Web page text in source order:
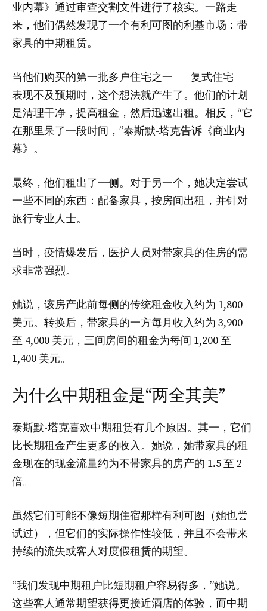
业内幕》通过审查交割文件进行了核实。一路走
来，他们偶然发现了一个有利可图的利基市场：带
家具的中期租赁。
当他们购买的第一批多户住宅之一——复式住宅——
表现不及预期时，这个想法就产生了。他们的计划
是清理干净，提高租金，然后迅速出租。相反，“它
在那里呆了一段时间，”泰斯默-塔克告诉《商业内
幕》。
最终，他们租出了一侧。对于另一个，她决定尝试
一些不同的东西：配备家具，按房间出租，并针对
旅行专业人士。
当时，疫情爆发后，医护人员对带家具的住房的需
求非常强烈。
她说，该房产此前每侧的传统租金收入约为 1,800
美元。转换后，带家具的一方每月收入约为 3,900
至 4,000 美元，三间房间的租金为每间 1,200 至
1,400 美元。
为什么中期租金是“两全其美”
泰斯默-塔克喜欢中期租赁有几个原因。其一，它们
比长期租金产生更多的收入。她说，她带家具的租
金现在的现金流量约为不带家具的房产的 1.5 至 2
倍。
虽然它们可能不像短期住宿那样有利可图（她也尝
试过），但它们的实际操作性较低，并且不会带来
持续的流失或客人对度假租赁的期望。
“我们发现中期租户比短期租户容易得多，”她说。
这些客人通常期望获得更接近酒店的体验，而中期